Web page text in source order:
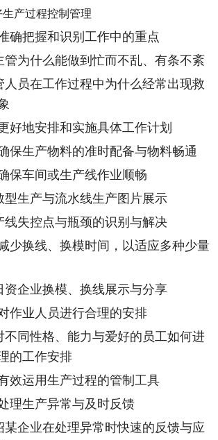
产过程控制管理
确把握和识别工作中的重点
管为什么能做到忙而不乱、有条不紊
人员在工作过程中为什么经常出现救
好地安排和实施具体工作计划
保生产物料的准时配备与物料畅通
保车间或生产线作业顺畅
型生产与流水线生产图片展示
线失控点与瓶颈的识别与解决
少换线、换模时间，以适应多种少量
资企业换模、换线展示与分享
作业人员进行合理的安排
不同性格、能力与爱好的员工如何进
的工作安排
效运用生产过程的管制工具
理生产异常与及时反馈
某企业在处理异常时快速的反馈与应